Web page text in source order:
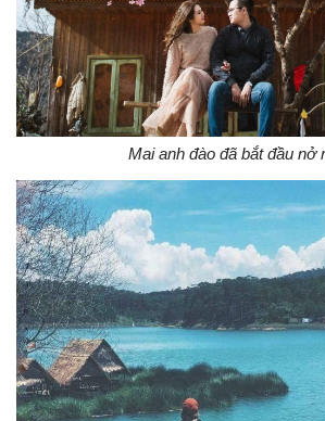
Mai anh đào đã bắt đầu nở